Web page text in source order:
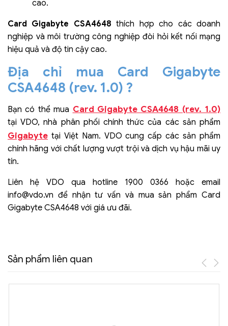
cao.
Card Gigabyte CSA4648 thích hợp cho các doanh
nghiệp và môi trường công nghiệp đòi hỏi kết nối mạng
hiệu quả và độ tin cậy cao.
Địa chỉ mua Card Gigabyte
CSA4648 (rev. 1.0) ?
Bạn có thể mua Card Gigabyte CSA4648 (rev. 1.0)
tại VDO, nhà phân phối chính thức của các sản phẩm
Gigabyte tại Việt Nam. VDO cung cấp các sản phẩm
chính hãng với chất lượng vượt trội và dịch vụ hậu mãi uy
tín.
Liên hệ VDO qua hotline 1900 0366 hoặc email
info@vdo.vn để nhận tư vấn và mua sản phẩm Card
Gigabyte CSA4648 với giá ưu đãi.
Sản phẩm liên quan